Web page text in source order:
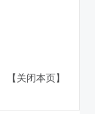
【关闭本页】